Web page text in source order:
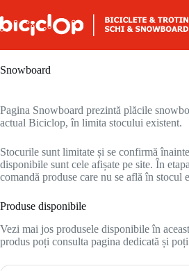
Snowboard
Pagina Snowboard prezintă plăcile
actual Biciclop, în limita stocului existent.
Stocurile sunt limitate și se confirmă
disponibile sunt cele afișate pe site. În
comandă produse care nu se află în stocul
Produse disponibile
Vezi mai jos produsele disponibile în
produs poți consulta pagina dedicată și